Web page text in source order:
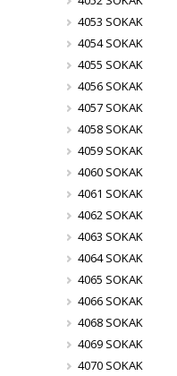
4053 SOKAK
4054 SOKAK
4055 SOKAK
4056 SOKAK
4057 SOKAK
4058 SOKAK
4059 SOKAK
4060 SOKAK
4061 SOKAK
4062 SOKAK
4063 SOKAK
4064 SOKAK
4065 SOKAK
4066 SOKAK
4068 SOKAK
4069 SOKAK
4070 SOKAK